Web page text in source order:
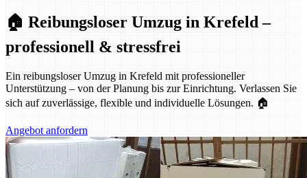
🏠 Reibungsloser Umzug in Krefeld –
professionell & stressfrei
Ein reibungsloser Umzug in Krefeld mit professioneller
Unterstützung – von der Planung bis zur Einrichtung. Verlassen Sie
sich auf zuverlässige, flexible und individuelle Lösungen. 🏠
Angebot anfordern